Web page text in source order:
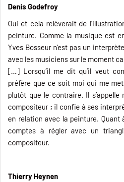
Denis Godefroy
Oui et cela relèverait de
peinture. Comme la musique est
Yves Bosseur n’est pas un
avec les musiciens sur le moment
[…] Lorsqu’il me dit qu’il veut
préfère que ce soit moi qui me
plutôt que le contraire. Il s’appelle
compositeur ; il confie à ses
en relation avec la peinture. Quant
comptes à régler avec un
compositeur.
Thierry Heynen